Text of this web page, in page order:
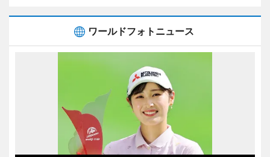
ワールドフォトニュース